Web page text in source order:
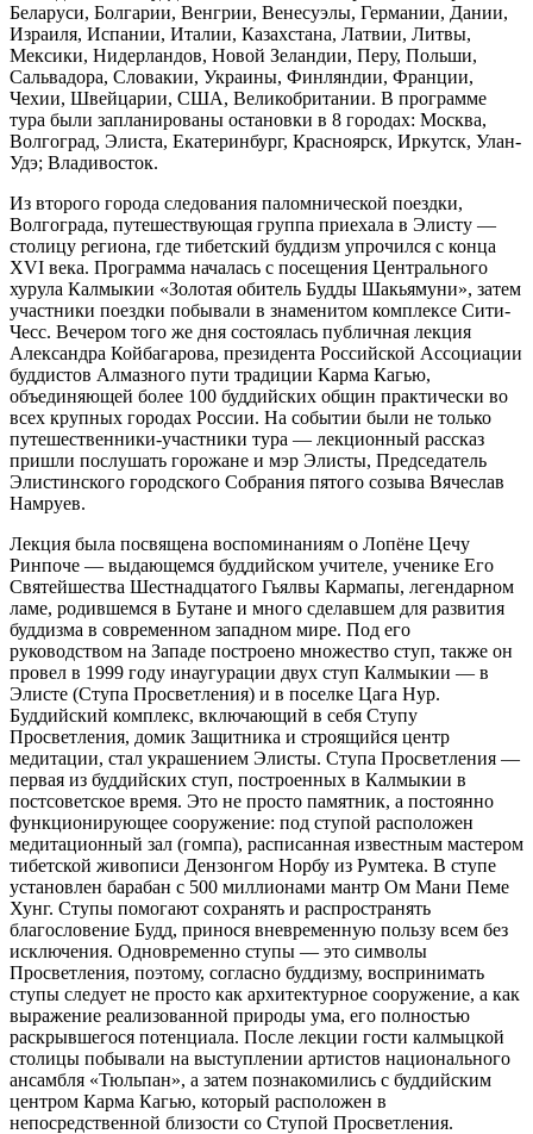
Беларуси, Болгарии, Венгрии, Венесуэлы, Германии, Дании,
Израиля, Испании, Италии, Казахстана, Латвии, Литвы,
Мексики, Нидерландов, Новой Зеландии, Перу, Польши,
Сальвадора, Словакии, Украины, Финляндии, Франции,
Чехии, Швейцарии, США, Великобритании. В программе
тура были запланированы остановки в 8 городах: Москва,
Волгоград, Элиста, Екатеринбург, Красноярск, Иркутск, Улан-
Удэ; Владивосток.
Из второго города следования паломнической поездки,
Волгограда, путешествующая группа приехала в Элисту —
столицу региона, где тибетский буддизм упрочился с конца
XVI века. Программа началась с посещения Центрального
хурула Калмыкии «Золотая обитель Будды Шакьямуни», затем
участники поездки побывали в знаменитом комплексе Сити-
Чесс. Вечером того же дня состоялась публичная лекция
Александра Койбагарова, президента Российской Ассоциации
буддистов Алмазного пути традиции Карма Кагью,
объединяющей более 100 буддийских общин практически во
всех крупных городах России. На событии были не только
путешественники-участники тура — лекционный рассказ
пришли послушать горожане и мэр Элисты, Председатель
Элистинского городского Собрания пятого созыва Вячеслав
Намруев.
Лекция была посвящена воспоминаниям о Лопёне Цечу
Ринпоче — выдающемся буддийском учителе, ученике Его
Святейшества Шестнадцатого Гьялвы Кармапы, легендарном
ламе, родившемся в Бутане и много сделавшем для развития
буддизма в современном западном мире. Под его
руководством на Западе построено множество ступ, также он
провел в 1999 году инаугурации двух ступ Калмыкии — в
Элисте (Ступа Просветления) и в поселке Цага Нур.
Буддийский комплекс, включающий в себя Ступу
Просветления, домик Защитника и строящийся центр
медитации, стал украшением Элисты. Ступа Просветления —
первая из буддийских ступ, построенных в Калмыкии в
постсоветское время. Это не просто памятник, а постоянно
функционирующее сооружение: под ступой расположен
медитационный зал (гомпа), расписанная известным мастером
тибетской живописи Дензонгом Норбу из Румтека. В ступе
установлен барабан с 500 миллионами мантр Ом Мани Пеме
Хунг. Ступы помогают сохранять и распространять
благословение Будд, принося вневременную пользу всем без
исключения. Одновременно ступы — это символы
Просветления, поэтому, согласно буддизму, воспринимать
ступы следует не просто как архитектурное сооружение, а как
выражение реализованной природы ума, его полностью
раскрывшегося потенциала. После лекции гости калмыцкой
столицы побывали на выступлении артистов национального
ансамбля «Тюльпан», а затем познакомились с буддийским
центром Карма Кагью, который расположен в
непосредственной близости со Ступой Просветления.